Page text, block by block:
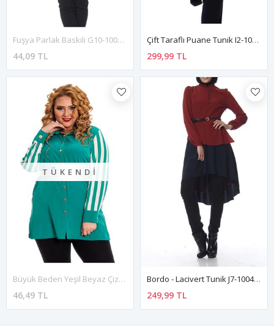
Fuşya Parlak Baskılı G10-100310
44,09 TL
Çift Taraflı Puane Tunik I2-101994
299,99 TL
TÜKENDI
Büyük Beden Yeşil Beyaz Çizgili Kadın Tunik H7-130537
46,49 TL
Bordo - Lacivert Tunik J7-100438
249,99 TL